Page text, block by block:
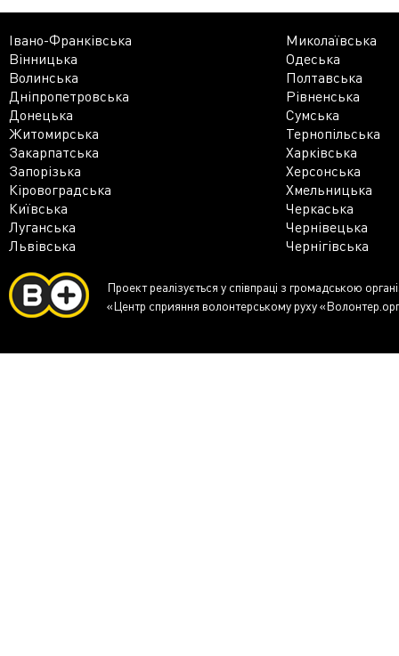
Івано-Франківська
Миколаївська
Вінницька
Одеська
Волинська
Полтавська
Дніпропетровська
Рівненська
Донецька
Сумська
Житомирська
Тернопільська
Закарпатська
Харківська
Запорізька
Херсонська
Кіровоградська
Хмельницька
Київська
Черкаська
Луганська
Чернівецька
Львівська
Чернігівська
Проект реалізується у співпраці з громадською
«Центр сприяння волонтерському руху